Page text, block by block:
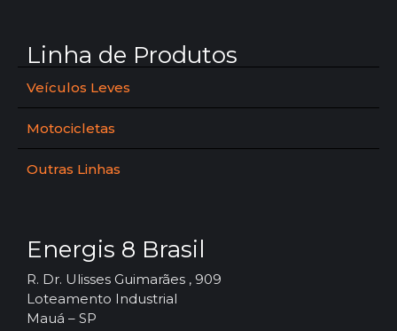
Linha de Produtos
Veículos Leves
Motocicletas
Outras Linhas
Energis 8 Brasil
R. Dr. Ulisses Guimarães , 909
Loteamento Industrial
Mauá – SP